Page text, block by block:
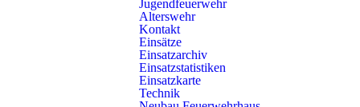
Jugendfeuerwehr
Alterswehr
Kontakt
Einsätze
Einsatzarchiv
Einsatzstatistiken
Einsatzkarte
Technik
Teilnehmerinnen und Teilnehmern einen erlebnisreichen Tag
rund um Teamgeist, Feuerwehrwissen und Spiel.
Donnerstag, 23. Juli 2026, 11.35 Uhr